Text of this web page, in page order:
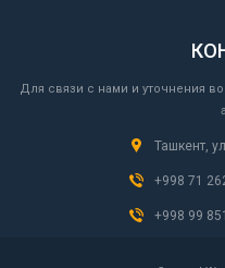
Для связи с нами и уточнения
Ташкент,
+998 71
+998 99